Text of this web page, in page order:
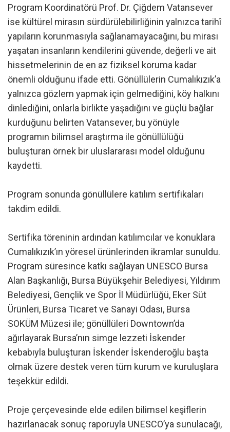
Program Koordinatörü Prof. Dr. Çiğdem Vatansever
ise kültürel mirasın sürdürülebilirliğinin yalnızca tarihî
yapıların korunmasıyla sağlanamayacağını, bu mirası
yaşatan insanların kendilerini güvende, değerli ve ait
hissetmelerinin de en az fiziksel koruma kadar
önemli olduğunu ifade etti. Gönüllülerin Cumalıkızık’a
yalnızca gözlem yapmak için gelmediğini, köy halkını
dinlediğini, onlarla birlikte yaşadığını ve güçlü bağlar
kurduğunu belirten Vatansever, bu yönüyle
programın bilimsel araştırma ile gönüllülüğü
buluşturan örnek bir uluslararası model olduğunu
kaydetti.
Program sonunda gönüllülere katılım sertifikaları
takdim edildi.
Sertifika töreninin ardından katılımcılar ve konuklara
Cumalıkızık’ın yöresel ürünlerinden ikramlar sunuldu.
Program süresince katkı sağlayan UNESCO Bursa
Alan Başkanlığı, Bursa Büyükşehir Belediyesi, Yıldırım
Belediyesi, Gençlik ve Spor İl Müdürlüğü, Eker Süt
Ürünleri, Bursa Ticaret ve Sanayi Odası, Bursa
SOKÜM Müzesi ile; gönüllüleri Downtown’da
ağırlayarak Bursa’nın simge lezzeti İskender
kebabıyla buluşturan İskender İskenderoğlu başta
olmak üzere destek veren tüm kurum ve kuruluşlara
teşekkür edildi.
Proje çerçevesinde elde edilen bilimsel keşiflerin
hazırlanacak sonuç raporuyla UNESCO’ya sunulacağı,